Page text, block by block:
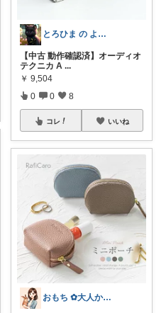
とろひま の よろず屋～お得な商品たち～
【中古 動作確認済】オーディオ
テクニカ A ...
￥ 9,504
0 0 8
コレ いいね
おもち ✿大人かわいい×暮らし